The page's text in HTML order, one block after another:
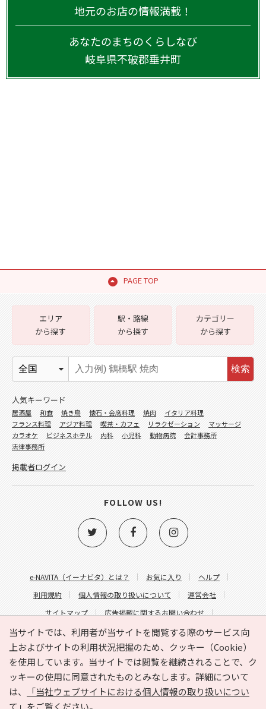
地元のお店の情報満載！
あなたのまちのくらしなび
岐阜県不破郡垂井町
PAGE TOP
当サイトでは、利用者が当サイトを閲覧する際のサービス向
上およびサイトの利用状況把握のため、クッキー（Cookie）
を使用しています。当サイトでは閲覧を継続されることで、ク
ッキーの使用に同意されたものとみなします。詳細について
は、
「当社ウェブサイトにおける個人情報の取り扱いについ
て」 をご覧ください。
e-NAVITA（イーナビタ）とは？ お気に入り
ヘルプ
利用規約
個人情報の取り扱いについて
運営会社
サイトマップ
広告掲載に関するお問い合わせ
サイトの内容に関するお問い合わせ
エリア
から探す
駅・路線
から探す
カテゴリー
から探す
検索
人気キーワード
居酒屋 和食 焼き鳥 懐石・会席料理 焼肉
イタリア料理
フランス料理
アジア料理 喫茶・カフェ リラクゼーション
マッサージ
カラオケ
ビジネスホテル 内科 小児科 動物病院
会計事務所
法律事務所
掲載者ログイン
FOLLOW US!
Copyright © HYOJITO.Co.,Ltd. All Rights Reserved.